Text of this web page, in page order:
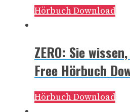
Hörbuch Download
ZERO: Sie
Free Hörbuch
Hörbuch Download